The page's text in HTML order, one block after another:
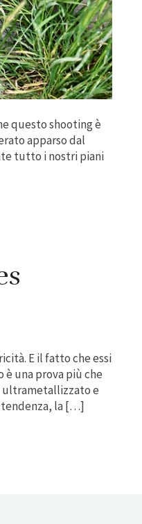
questo shooting è
apparso dal
tutto i nostri piani
E il fatto che essi
una prova più che
ultrametallizzato e
tendenza, la […]